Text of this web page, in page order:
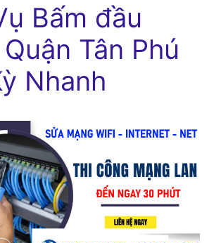
Bấm đầu
Tân Phú
Nhanh